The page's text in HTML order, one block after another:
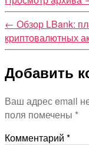
← Обзор LBank:
криптовалютных
Добавить
Ваш адрес email
поля помечены *
Комментарий *